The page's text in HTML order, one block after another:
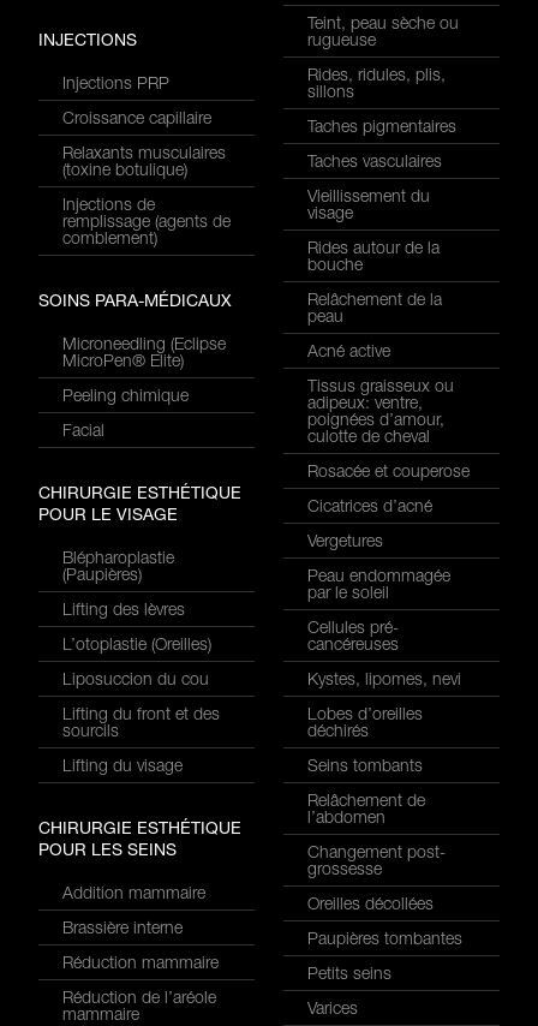
INJECTIONS
Injections PRP
Croissance capillaire
Relaxants musculaires
(toxine botulique)
Injections de
remplissage (agents de
comblement)
SOINS PARA-MÉDICAUX
Microneedling (Eclipse
MicroPen® Elite)
Peeling chimique
Facial
CHIRURGIE ESTHÉTIQUE
POUR LE VISAGE
Blépharoplastie
(Paupières)
Lifting des lèvres
L’otoplastie (Oreilles)
Liposuccion du cou
Lifting du front et des
sourcils
Lifting du visage
CHIRURGIE ESTHÉTIQUE
POUR LES SEINS
Addition mammaire
Brassière interne
Réduction mammaire
Réduction de l’aréole
mammaire
Teint, peau sèche ou
rugueuse
Rides, ridules, plis,
sillons
Taches pigmentaires
Taches vasculaires
Vieillissement du
visage
Rides autour de la
bouche
Relâchement de la
peau
Acné active
Tissus graisseux ou
adipeux: ventre,
poignées d’amour,
culotte de cheval
Rosacée et couperose
Cicatrices d’acné
Vergetures
Peau endommagée
par le soleil
Cellules pré-
cancéreuses
Kystes, lipomes, nevi
Lobes d’oreilles
déchirés
Seins tombants
Relâchement de
l’abdomen
Changement post-
grossesse
Oreilles décollées
Paupières tombantes
Petits seins
Varices